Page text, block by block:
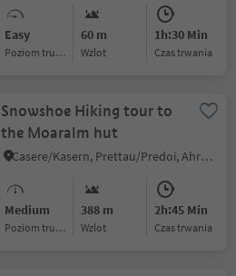
Easy
Poziom trudności
60 m
Wzlot
1h:30 Min
czas trwania
Snowshoe Hiking tour to
the Moaralm hut
Casere/Kasern, Prettau/Predoi, Ahrntal/Valle Aurina
Medium
Poziom trudności
388 m
Wzlot
2h:45 Min
czas trwania